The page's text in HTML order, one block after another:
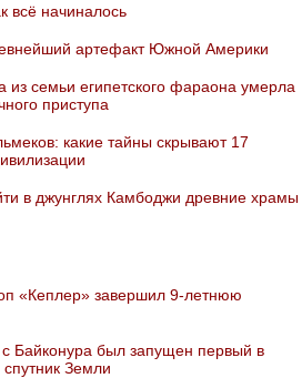
всё начиналось
артефакт Южной Америки
семьи египетского фараона умерла
приступа
какие тайны скрывают 17
в джунглях Камбоджи древние храмы
«Кеплер» завершил 9-летнюю
с Байконура был запущен первый в
Земли